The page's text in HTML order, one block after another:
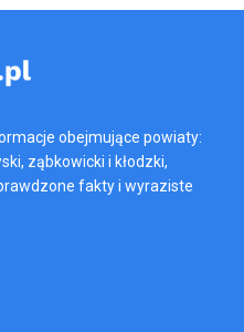
obejmujące powiaty:
ząbkowicki i kłodzki,
fakty i wyraziste